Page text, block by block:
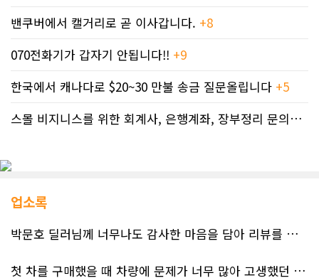
밴쿠버에서 캘거리로 곧 이사갑니다. +8
070전화기가 갑자기 안됩니다!! +9
한국에서 캐나다로 $20~30 만불 송금 질문올립니다 +5
스몰 비지니스를 위한 회계사, 은행계좌, 장부정리 문의드립니다.
업소록
박문호 딜러님께 너무나도 감사한 마음을 담아 리뷰를 남깁니다.
첫 차를 구매했을 때 차량에 문제가 너무 많아 고생했던 경험이 있어서, 이번에는 정말 신중하게 고민하고 꼼꼼하게 알아본 후 차를 구매하고 싶었습니다. 그러던 중 사우스포인트의 박문호 딜러님을 만나면서 그동안의 고민이 모두 해결되었습니다.